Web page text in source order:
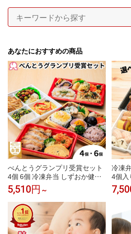
あなたにおすすめの商品
べんとうグランプリ受賞セット
4個 6個 冷凍弁当 しずおか健康
生活応援弁当 駅弁 和風 アジア
ン 減塩 栄養バランス のり弁 焼
津 かつお節 アスリート コンデ
ィショニング 筋肉 低脂質 スポ
ーツ 部活 管理栄養士監修 沼津
レンチン 時短 送料無料
5,510円 ～
冷凍
4個入
ング
たん
スリ
レン